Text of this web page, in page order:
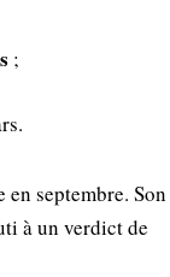
;
septembre. Son
à un verdict de